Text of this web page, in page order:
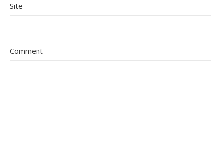
Site
Comment